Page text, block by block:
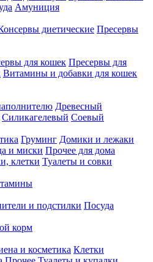
Амуниция
диетические Пресервы
для кошек Пресервы для
Витамины и добавки для кошек
Древесный
Силикагелевый Соевый
Груминг Домики и лежаки
и миски Прочее для дома
клетки Туалеты и совки
и подстилки Посуда
корм
и косметика Клетки